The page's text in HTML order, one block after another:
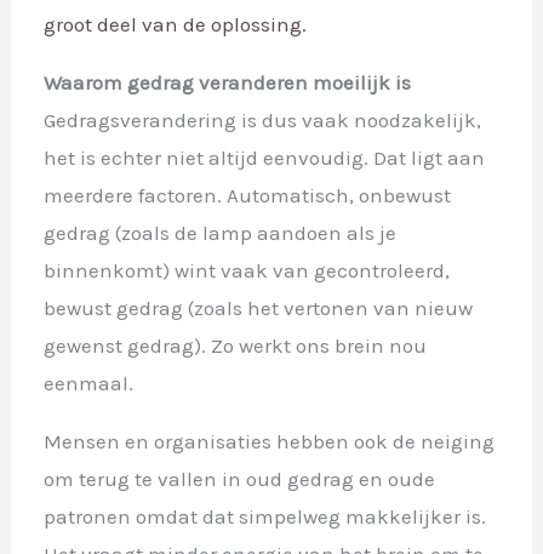
groot deel van deoplossing.
Waarom gedrag veranderen moeilijk is
Gedragsverandering is dus vaak noodzakelijk,
het is echter niet altijd eenvoudig. Dat ligt aan
meerdere factoren. Automatisch, onbewust
gedrag (zoals de lamp aandoen als je
binnenkomt) wint vaak van gecontroleerd,
bewust gedrag (zoals het vertonen van nieuw
gewenst gedrag). Zo werkt ons brein nou
eenmaal.
Mensen en organisaties hebben ook de neiging
om terug te vallen in oud gedrag en oude
patronen omdat dat simpelweg makkelijker is.